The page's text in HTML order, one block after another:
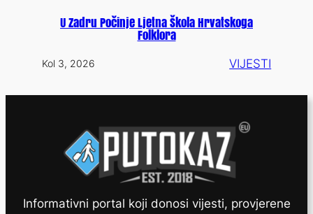
U Zadru Počinje Ljetna Škola Hrvatskoga
Folklora
Kol 3, 2026 VIJESTI
Informativni portal koji donosi vijesti, provjerene